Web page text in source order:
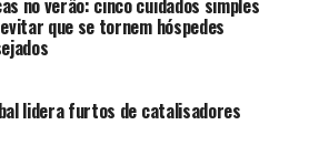
no verão: cinco cuidados simples
que se tornem hóspedes
lidera furtos de catalisadores